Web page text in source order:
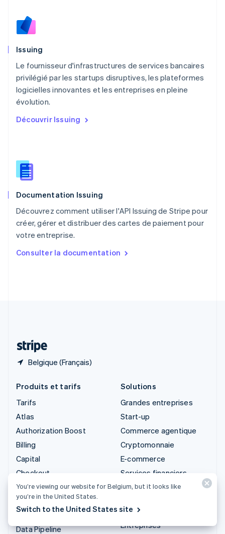
Issuing
Le fournisseur d'infrastructures de services bancaires
privilégié par les startups disruptives, les plateformes
logicielles innovantes et les entreprises en pleine
évolution.
Découvrir Issuing
Documentation Issuing
Découvrez comment utiliser l'API Issuing de Stripe pour
créer, gérer et distribuer des cartes de paiement pour
votre entreprise.
Consulter la documentation
Belgique (Français)
Mexique
Español
English
Nouvelle-Zélande
Pays-Bas
NederlandsEnglish
Pologne
Portugal
République tchèque
English
English
Singapour
English简体中文
English
Produits et tarifs
Tarifs
Atlas
Authorization Boost
Billing
Capital
Checkout
Climate
Connect
Cryptomonnaie
Data Pipeline
Solutions
Grandes entreprises
Start-up
Commerce agentique
Cryptomonnaie
E-commerce
Services financiers
intégrés
opérations financières
Entreprises
You’re viewing our website for Belgium, but it looks like
you’re in the United States.
Switch to the United States site